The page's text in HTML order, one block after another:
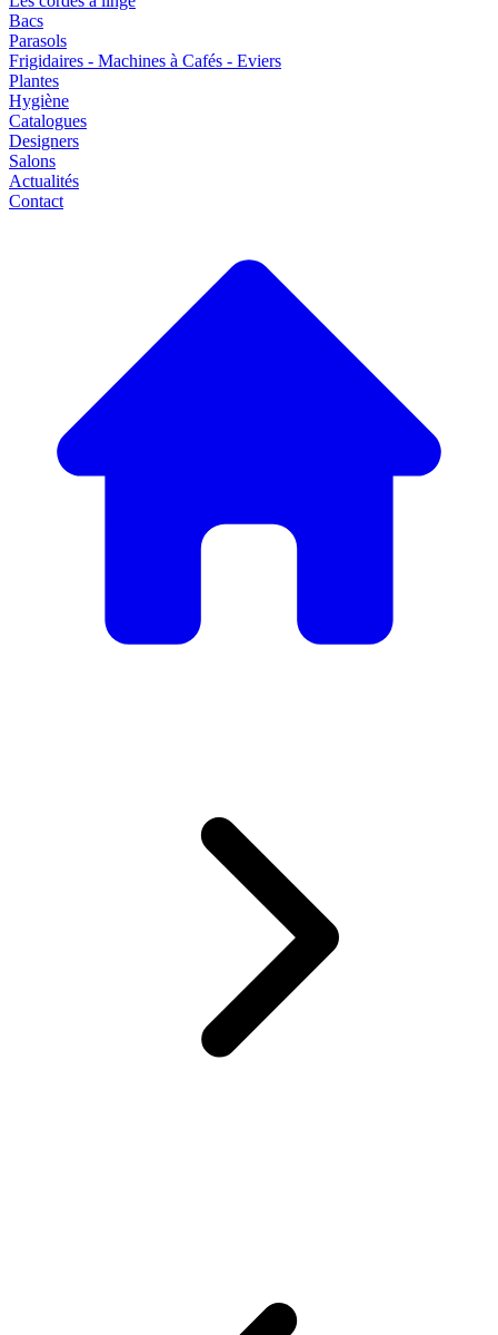
Bacs
Parasols
Frigidaires - Machines à Cafés - Eviers
Plantes
Hygiène
Catalogues
Designers
Salons
Actualités
Contact